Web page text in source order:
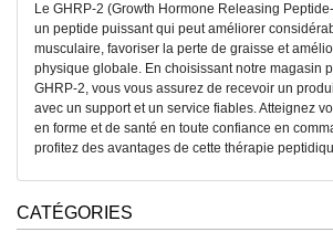
Le GHRP-2 (Growth Hormone Releasing
un peptide puissant qui peut améliorer
musculaire, favoriser la perte de graisse et
physique globale. En choisissant notre magasin
GHRP-2, vous vous assurez de recevoir un
avec un support et un service fiables. Atteignez
en forme et de santé en toute confiance en
profitez des avantages de cette thérapie
CATÉGORIES